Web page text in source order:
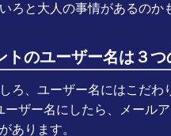
ろと大人の事情があるのか
のユーザー名は３つ
ろ、ユーザー名にはこだわ
ーザー名にしたら、メール
あります。